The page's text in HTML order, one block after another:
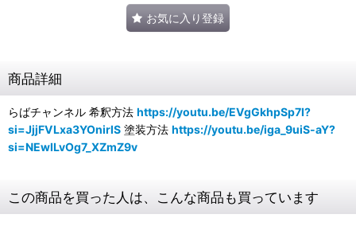
お気に入り登録
商品詳細
らばチャンネル 希釈方法 https://youtu.be/EVgGkhpSp7I?
si=JjjFVLxa3YOnirlS 塗装方法 https://youtu.be/iga_9uiS-aY?
si=NEwILvOg7_XZmZ9v
この商品を買った人は、こんな商品も買っています